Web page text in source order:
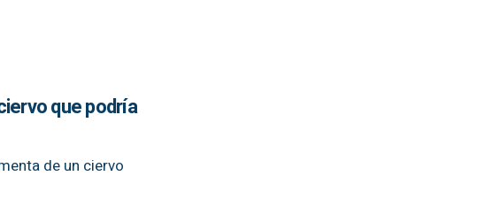
que podría
de un ciervo